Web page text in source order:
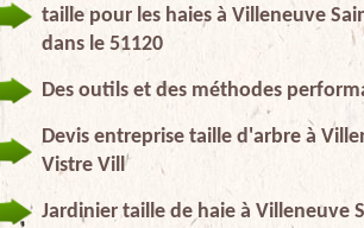
taille pour les haies à Villeneuve
dans le 51120
Des outils et des méthodes
Devis entreprise taille d'arbre à
Vistre Vill
Jardinier taille de haie à Villeneuve